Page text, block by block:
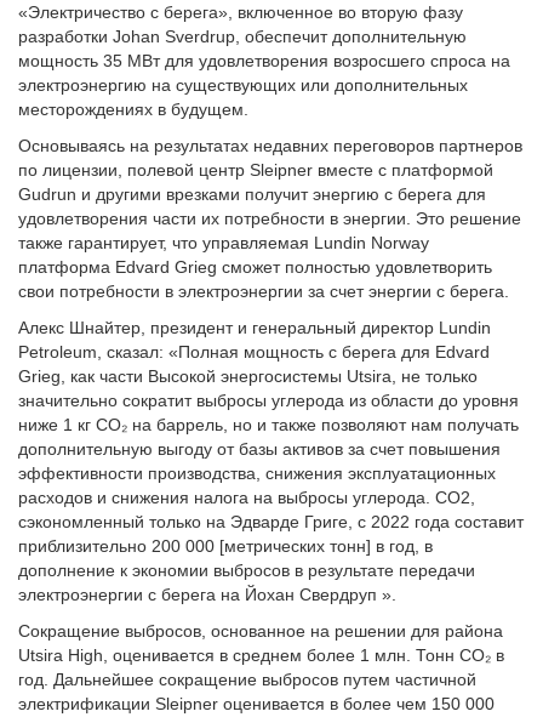
«Электричество с берега», включенное во вторую фазу
разработки Johan Sverdrup, обеспечит дополнительную
мощность 35 МВт для удовлетворения возросшего спроса на
электроэнергию на существующих или дополнительных
месторождениях в будущем.
Основываясь на результатах недавних переговоров партнеров
по лицензии, полевой центр Sleipner вместе с платформой
Gudrun и другими врезками получит энергию с берега для
удовлетворения части их потребности в энергии. Это решение
также гарантирует, что управляемая Lundin Norway
платформа Edvard Grieg сможет полностью удовлетворить
свои потребности в электроэнергии за счет энергии с берега.
Алекс Шнайтер, президент и генеральный директор Lundin
Petroleum, сказал: «Полная мощность с берега для Edvard
Grieg, как части Высокой энергосистемы Utsira, не только
значительно сократит выбросы углерода из области до уровня
ниже 1 кг CO₂ на баррель, но и также позволяют нам получать
дополнительную выгоду от базы активов за счет повышения
эффективности производства, снижения эксплуатационных
расходов и снижения налога на выбросы углерода. CO2,
сэкономленный только на Эдварде Григе, с 2022 года составит
приблизительно 200 000 [метрических тонн] в год, в
дополнение к экономии выбросов в результате передачи
электроэнергии с берега на Йохан Свердруп ».
Сокращение выбросов, основанное на решении для района
Utsira High, оценивается в среднем более 1 млн. Тонн CO₂ в
год. Дальнейшее сокращение выбросов путем частичной
электрификации Sleipner оценивается в более чем 150 000